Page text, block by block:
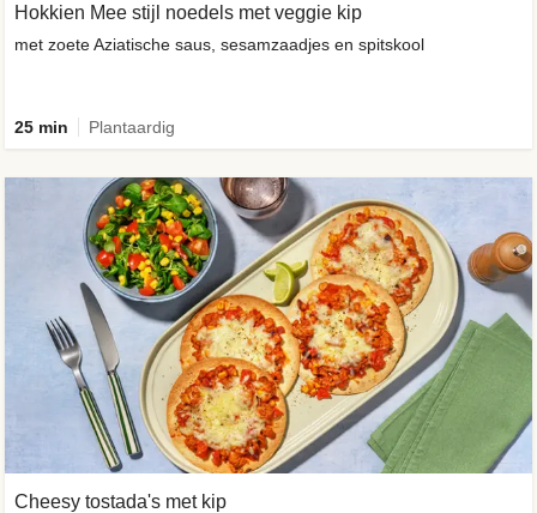
Hokkien Mee stijl noedels met veggie kip
met zoete Aziatische saus, sesamzaadjes en spitskool
25 min Plantaardig
Cheesy tostada's met kip